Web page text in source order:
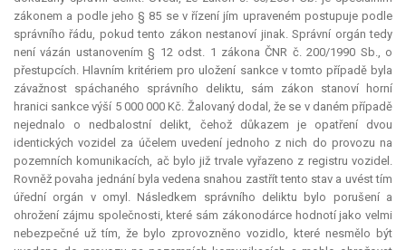
zákonem a podle jeho § 85 se v řízení jím upraveném postupuje podle
správního řádu, pokud tento zákon nestanoví jinak. Správní orgán tedy
není vázán ustanovením § 12 odst. 1 zákona ČNR č. 200/1990 Sb., o
přestupcích. Hlavním kritériem pro uložení sankce v tomto případě byla
závažnost spáchaného správního deliktu, sám zákon stanoví horní
hranici sankce výší 5 000 000 Kč. Žalovaný dodal, že se v daném případě
nejednalo o nedbalostní delikt, čehož důkazem je opatření dvou
identických vozidel za účelem uvedení jednoho z nich do provozu na
pozemních komunikacích, ač bylo již trvale vyřazeno z registru vozidel.
Rovněž povaha jednání byla vedena snahou zastřít tento stav a uvést tím
úřední orgán v omyl. Následkem správního deliktu bylo porušení a
ohrožení zájmu společnosti, které sám zákonodárce hodnotí jako velmi
nebezpečné už tím, že bylo zprovozněno vozidlo, které nesmělo být